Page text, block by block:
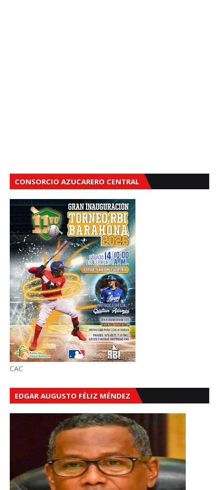
CONSORCIO AZUCARERO CENTRAL
CAC
EDGAR AUGUSTO FÉLIZ MÉNDEZ